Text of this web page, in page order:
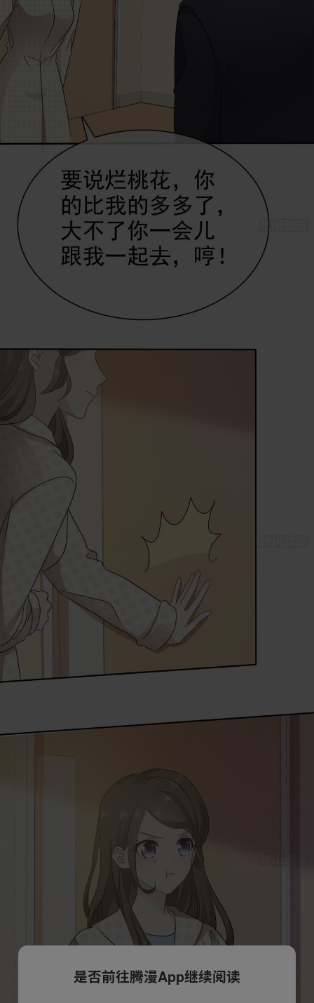
是否前往腾漫App继续阅读